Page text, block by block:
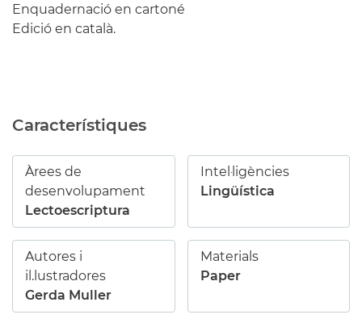
Enquadernació en cartoné
Edició en català.
Característiques
Àrees de
desenvolupament
Lectoescriptura
Intel·ligències
Lingüística
Autores i
il.lustradores
Gerda Muller
Materials
Paper